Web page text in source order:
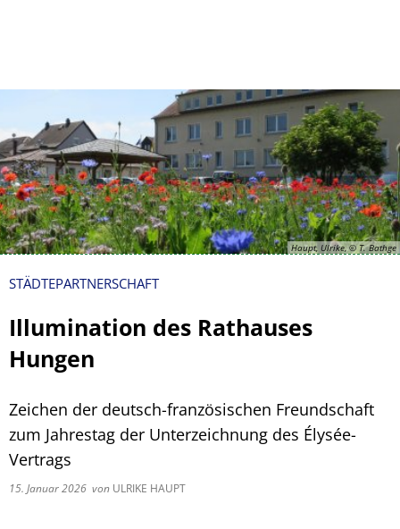
Haupt, Ulrike, © T. Bathge
STÄDTEPARTNERSCHAFT
Illumination des Rathauses
Hungen
Zeichen der deutsch-französischen Freundschaft
zum Jahrestag der Unterzeichnung des Élysée-
Vertrags
15. Januar 2026 von ULRIKE HAUPT